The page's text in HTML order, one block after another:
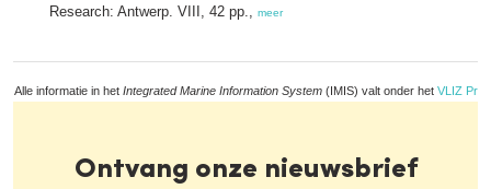
Research: Antwerp. VIII, 42 pp., meer
Alle informatie in het Integrated Marine Information System (IMIS) valt onder het VLIZ
Ontvang onze nieuwsbrief